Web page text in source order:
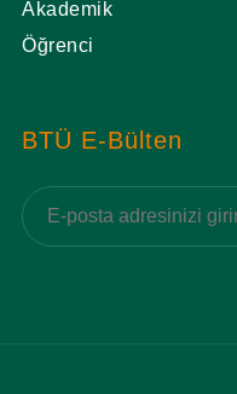
Akademik
Öğrenci
BTÜ E-Bülten